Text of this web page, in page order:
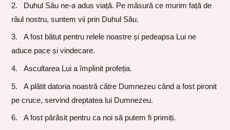
Duhul Său ne-a adus viață. Pe măsură ce murim față de
răul nostru, suntem vii prin Duhul Său.
A fost bătut pentru relele noastre și pedeapsa Lui ne
aduce pace și vindecare.
Ascultarea Lui a împlinit profeția.
A plătit datoria noastră către Dumnezeu când a fost pironit
pe cruce, servind dreptatea lui Dumnezeu.
A fost părăsit pentru ca noi să putem fi primiți.